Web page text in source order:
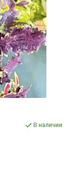
В наличии